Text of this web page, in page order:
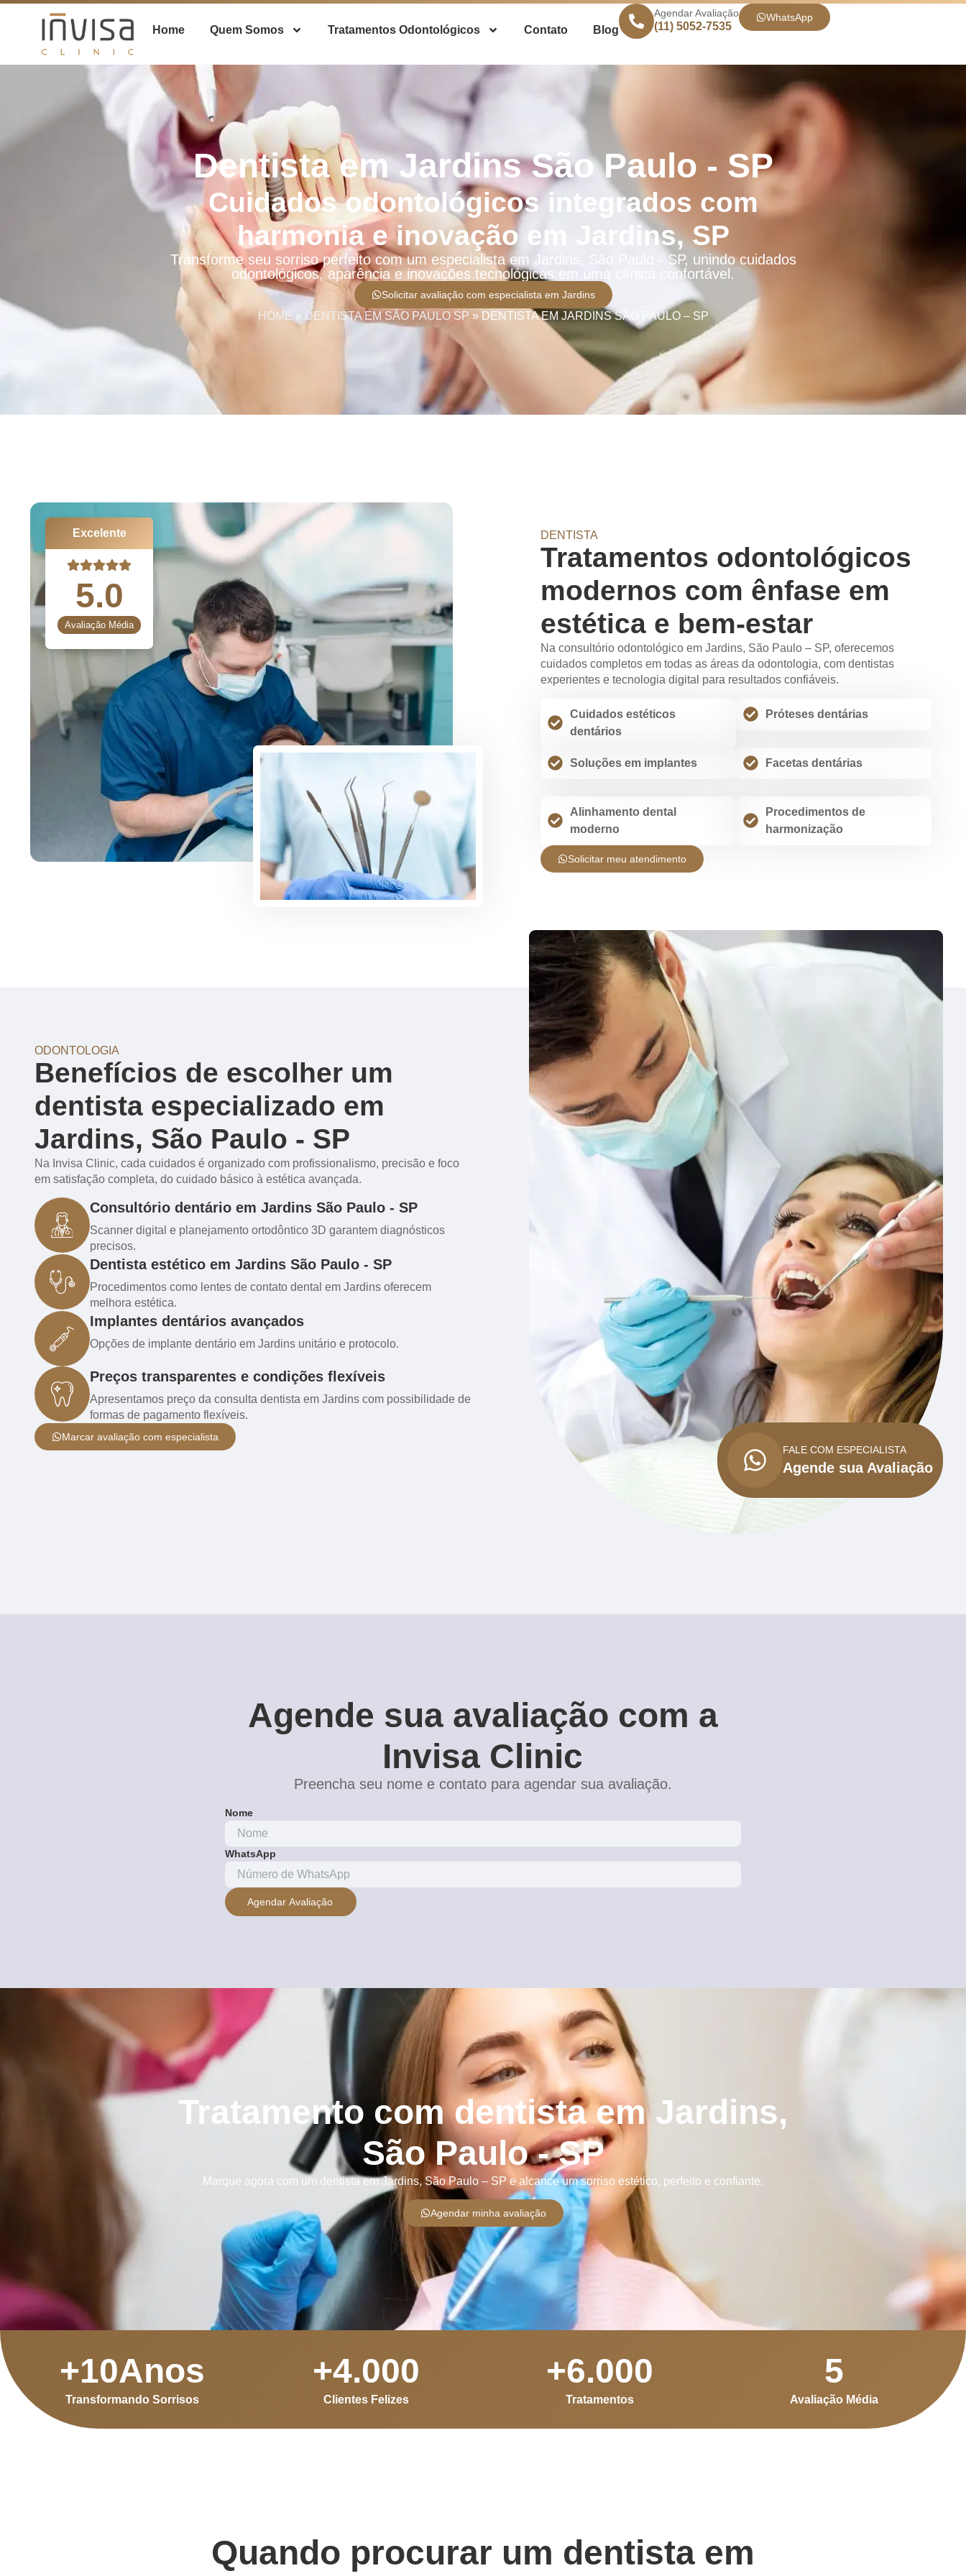
Home Quem Somos Tratamentos Odontológicos Contato Blog
Agendar Avaliação
(11) 5052-7535
WhatsApp
Dentista em Jardins São Paulo - SP
Cuidados odontológicos integrados com
harmonia e inovação em Jardins, SP
Transforme seu sorriso perfeito com um especialista em Jardins, São Paulo - SP, unindo cuidados
odontológicos, aparência e inovações tecnológicas em uma clínica confortável.
Solicitar avaliação com especialista em Jardins
HOME» DENTISTA EM SÃO PAULO SP » DENTISTA EM JARDINS SÃO PAULO – SP
Excelente
5.0
Avaliação Média
DENTISTA
Tratamentos odontológicos
modernos com ênfase em
estética e bem-estar
Na consultório odontológico em Jardins, São Paulo – SP, oferecemos
cuidados completos em todas as áreas da odontologia, com dentistas
experientes e tecnologia digital para resultados confiáveis.
Cuidados estéticos
dentários
Próteses dentárias
Soluções em implantes Facetas dentárias
Alinhamento dental
moderno
Procedimentos de
harmonização
Solicitar meu atendimento
ODONTOLOGIA
Benefícios de escolher um
dentista especializado em
Jardins, São Paulo - SP
Na Invisa Clinic, cada cuidados é organizado com profissionalismo, precisão e foco
em satisfação completa, do cuidado básico à estética avançada.
Consultório dentário em Jardins São Paulo - SP
Scanner digital e planejamento ortodôntico 3D garantem diagnósticos
precisos.
Dentista estético em Jardins São Paulo - SP
Procedimentos como lentes de contato dental em Jardins oferecem
melhora estética.
Implantes dentários avançados
Opções de implante dentário em Jardins unitário e protocolo.
Preços transparentes e condições flexíveis
Apresentamos preço da consulta dentista em Jardins com possibilidade de
formas de pagamento flexíveis.
Marcar avaliação com especialista
FALE COM ESPECIALISTA
Agende sua Avaliação
Agende sua avaliação com a
Invisa Clinic
Preencha seu nome e contato para agendar sua avaliação.
Nome
WhatsApp
Agendar Avaliação
Tratamento com dentista em Jardins,
São Paulo - SP
Marque agora com um dentista em Jardins, São Paulo – SP e alcance um sorriso estético, perfeito e confiante.
Agendar minha avaliação
Transformando Sorrisos
+10Anos
Clientes Felizes
+4.000
Tratamentos
+6.000
Avaliação Média
5
Quando procurar um dentista em